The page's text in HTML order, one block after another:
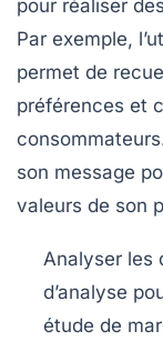
pour réaliser
Par exemple,
permet de
préférences et
son message
valeurs de son
Analyser les
d’analyse
étude de